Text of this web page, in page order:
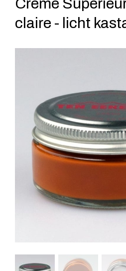
Creme
claire - licht